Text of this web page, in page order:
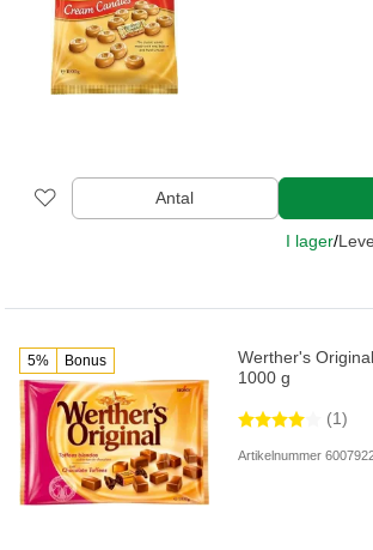
Antal
I lager/
5% Bonus
Werther's
1000 g
(1)
Artikelnummer